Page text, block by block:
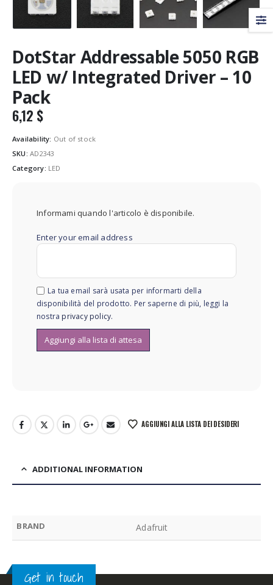
DotStar Addressable 5050 RGB
LED w/ Integrated Driver – 10
Pack
6,12 $
Availability: Out of stock
SKU: AD2343
Category: LED
Informami quando l'articolo è disponibile.
Enter your email address
La tua email sarà usata per informarti della
disponibilità del prodotto. Per saperne di più, leggi la
nostra privacy policy.
AGGIUNGI ALLA LISTA DEI DESIDERI
ADDITIONAL INFORMATION
BRAND Adafruit
Get in touch